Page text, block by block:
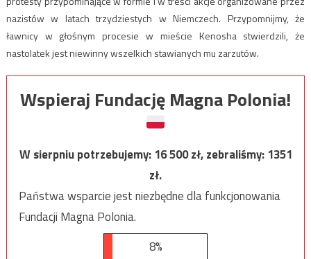
nazistów w latach trzydziestych w Niemczech. Przypomnijmy, że
ławnicy w głośnym procesie w mieście Kenosha stwierdzili, że
nastolatek jest niewinny wszelkich stawianych mu zarzutów.
Wspieraj Fundację Magna Polonia!
W sierpniu potrzebujemy:16 500zł, zebraliśmy:1351
zł.
Państwa wsparcie jest niezbędne dla funkcjonowania
Fundacji Magna Polonia.
8%